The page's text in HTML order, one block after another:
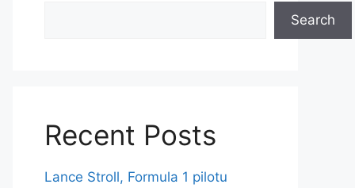
Search
Recent Posts
Lance Stroll, Formula 1 pilotu